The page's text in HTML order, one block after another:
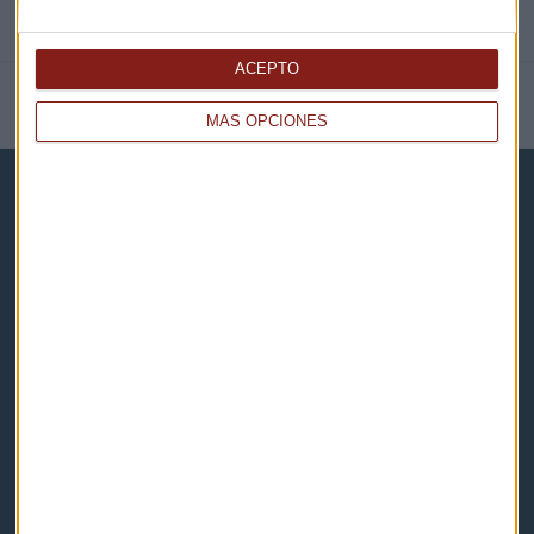
MÁS OPCIONES
ACEPTO
NOTICIAS RELACIONADAS